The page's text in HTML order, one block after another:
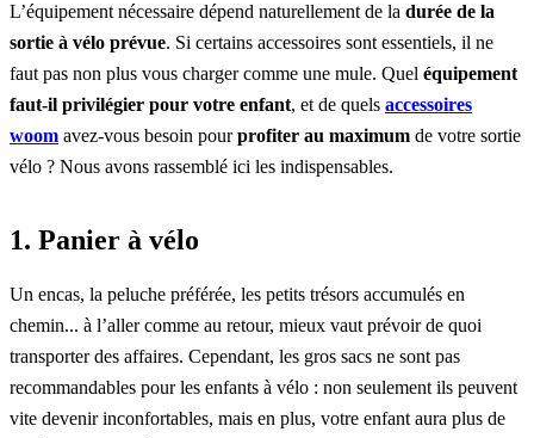
L’équipement nécessaire dépend naturellement de la durée de la
sortie à vélo prévue. Si certains accessoires sont essentiels, il ne
faut pas non plus vous charger comme une mule. Quel équipement
faut-il privilégier pour votre enfant, et de quels accessoires
woom avez-vous besoin pourprofiter au maximum de votre sortie
vélo ? Nous avons rassemblé ici les indispensables.
1. Panier à vélo
Un encas, la peluche préférée, les petits trésors accumulés en
chemin... à l’aller comme au retour, mieux vaut prévoir de quoi
transporter des affaires. Cependant, les gros sacs ne sont pas
recommandables pour les enfants à vélo : non seulement ils peuvent
vite devenir inconfortables, mais en plus, votre enfant aura plus de